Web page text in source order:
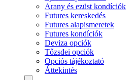
Arany és ezüst kondíciók
Futures kereskedés
Futures alapismeretek
Futures kondíciók
Deviza opciók
Tőzsdei opciók
Opciós tájékoztató
Áttekintés